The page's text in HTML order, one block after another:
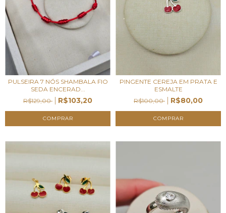
PULSEIRA 7 NÓS SHAMBALA FIO
SEDA ENCERAD...
R$129,00
R$103,20
PINGENTE CEREJA EM PRATA E
ESMALTE
R$100,00
R$80,00